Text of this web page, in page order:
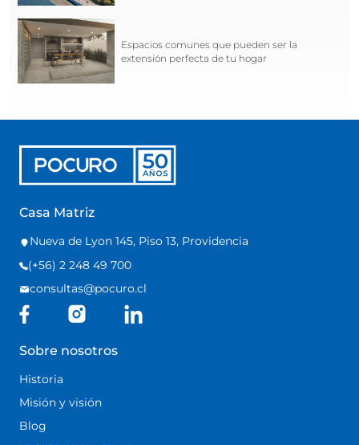
Espacios comunes que pueden ser la
extensión perfecta de tu hogar
Casa Matriz
Nueva de Lyon 145, Piso 13, Providencia
(+56) 2 248 49 700
consultas@pocuro.cl
Sobre nosotros
Historia
Misión y visión
Blog